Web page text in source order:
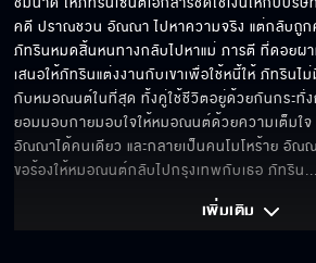
คดี ปราณชวน อัณณา ไปหาความจริง แต่กลับถูก
ภัทรินหมดสิ้นหนทางกลับไปหาแม่ ภารตี ที่ดอย
เสนอให้ภัทรินแต่งงานกับเขาเพื่อใช้หนี้ให้ ภัทรินไ
กับหมอณนต์ในที่สุด ทั้งคู่ใช้ชีวิตอยู่ด้วยกันกระทั่
ยอมมอบกายมอบใจให้หมอณนต์ด้วยความเต็มใ
อัณณาได้คนเดียว และกลายเป็นคนโมโหร้าย อัณ
ขอร้องให้หมอณนต์กลับไปกรุงเทพกับเธอ ภัทริน...
เพิ่มเติม